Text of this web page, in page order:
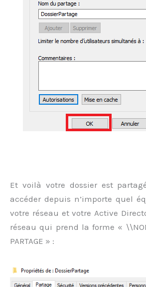
Et voilà votre dossier est
accéder depuis n’importe quel
votre réseau et votre Active
réseau qui prend la forme «
PARTAGE » :